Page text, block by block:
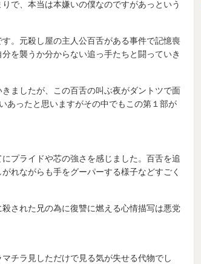
で、本当は本嫌いの僕なのですがあっという
。元殺し屋の主人公百舌がある事件で記憶喪
を襲うか分からない追っ手たちと闘っていき
ましたが、この百舌の叫ぶ夜がダントツで面
あったと思いますがその中でもこの第１部が
プライドや芯の強さを感じました。百舌を追
れながらも手をグーパーする様子などすごく
された兄の為に復讐に燃える心情描写は悪党
チラ見しただけで見る気が失せる代物でし